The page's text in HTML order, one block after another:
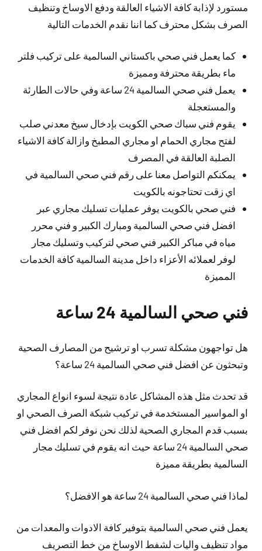
مستورد لإذابة كافة الاشياء العالقة ودفع الاوساخ وتنظيف
الصرف بشكل محترف كما اننا نقدم الخدمات التالية
كما يعمل فني صحي باكستاني السالمية على تركيب فلتر
ماء بطريقة محترفة ومميزة
يعمل فني صحي السالمية 24 ساعة وفي حالات الطارئة
والمستعجلة
يقوم فني سباك صحي الكويت بإدخال سيخ معدني صلب
لفتح مجاري الحمام او مجاري المطبخ وازالة كافة الاشياء
الصلبة العالقة في المصرف
يمكنكم التواصل معنا على رقم فني صحي السالمية في
اي زقت تحتاجونه بالكويت
فني صحي بالكويت يوفر عمليات تسليك مجاري عبر
افضل فني صحي السالمية ومبارك الكبير و فني محرر
مياه في مباكر الكبير فني صحي لتركيب وتسليك مجار
لوفر لعملائه الأعزاء داخل مدينة السالمية كافة الخدمات
المميزة
فني صحي السالمية 24 ساعة
هل تواجهون مشكلة تسرب او ترشيح من المصارف الصحية
وتبحثون عن افضل فني صحي السالمية 24 ساعة؟
قد تحدث مثل هذه المشاكل عادة نتيجة لسوء انواع المجاري
او المواسير المستخدمة في تركيب شبكة الصرف الصحي او
بسبب قدم المجاري الصحية لذلك نحن نوفر لكم افضل فني
صحي السالمية 24 ساعة حيث انه يقوم في تسليك مجار
السالمية بطريقة مميزة
لماذا فني صحي السالمية 24 ساعة هو الافضل؟
يعمل فني صحي السالمية بتوفير كافة الادوات والمعدات من
مواد تنظيف واليات لشفط الاوساخ من خط التصريف